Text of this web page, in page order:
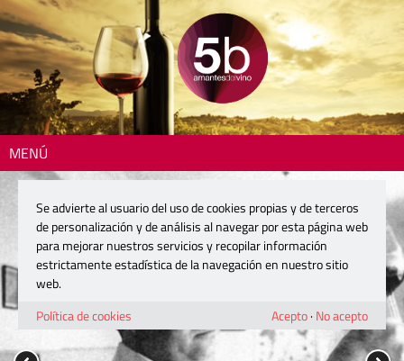
MENÚ
Se advierte al usuario del uso de cookies propias y de terceros
de personalización y de análisis al navegar por esta página web
para mejorar nuestros servicios y recopilar información
estrictamente estadística de la navegación en nuestro sitio
web.
Política de cookies
Acepto· No acepto